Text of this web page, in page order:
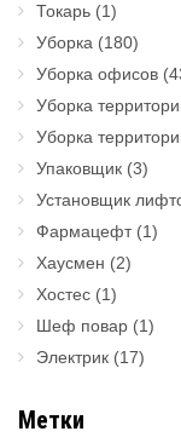
Токарь (1)
Уборка (180)
Уборка офисов
Уборка
Уборка
Упаковщик (3)
Установщик
Фармацефт(1)
Хаусмен (2)
Хостес (1)
Шеф повар (1)
Электрик (17)
Метки